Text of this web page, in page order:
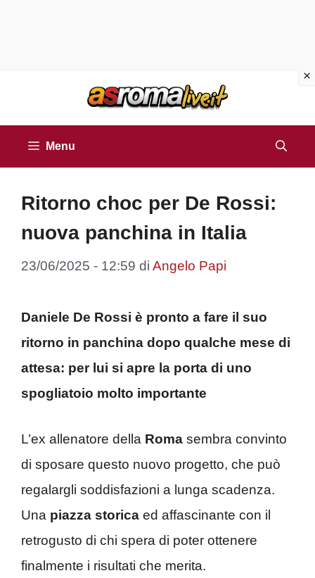
Menu
Ritorno choc per De Rossi:
nuova panchina in Italia
23/06/2025 - 12:59 di Angelo Papi
Daniele De Rossi è pronto a fare il suo
ritorno in panchina dopo qualche mese di
attesa: per lui si apre la porta di uno
spogliatoio molto importante
L’ex allenatore della Roma sembra convinto
di sposare questo nuovo progetto, che può
regalargli soddisfazioni a lunga scadenza.
Una piazza storica ed affascinante con il
retrogusto di chi spera di poter ottenere
finalmente i risultati che merita.